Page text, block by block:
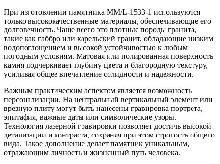
При изготовлении памятника ММ/L-1533-1 используются
только высококачественные материалы, обеспечивающие его
долговечность. Чаще всего это плотные породы гранита,
такие как габбро или карельский гранит, обладающие низким
водопоглощением и высокой устойчивостью к любым
погодным условиям. Матовая или полированная поверхность
камня подчеркивает глубину цвета и благородную текстуру,
усиливая общее впечатление солидности и надежности.
Важным практическим аспектом является возможность
персонализации. На центральный вертикальный элемент или
врезную плиту могут быть нанесены гравировка портрета,
эпитафия, важные даты или символические узоры.
Технология лазерной гравировки позволяет достичь высокой
детализации и контраста, сохраняя при этом строгость общего
вида. Такое дополнение делает памятник уникальным,
отражающим личность и жизненный путь человека.